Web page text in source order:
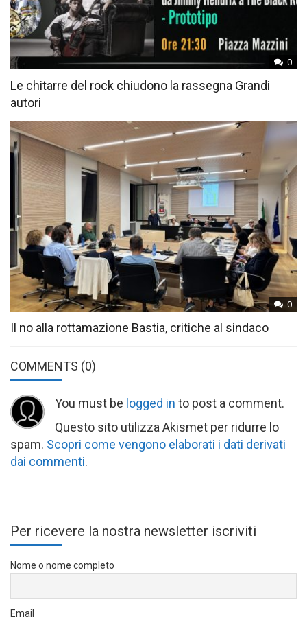
0
Le chitarre del rock chiudono la rassegna Grandi
autori
0
Il no alla rottamazione Bastia, critiche al sindaco
COMMENTS (0)
You must be logged in to post a comment.
Questo sito utilizza Akismet per ridurre lo
spam. Scopri come vengono elaborati i dati derivati
dai commenti.
Per ricevere la nostra newsletter iscriviti
Nome o nome completo
Email